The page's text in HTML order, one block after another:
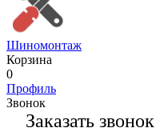
Шиномонтаж
Корзина
0
Профиль
Звонок
Заказать звонок